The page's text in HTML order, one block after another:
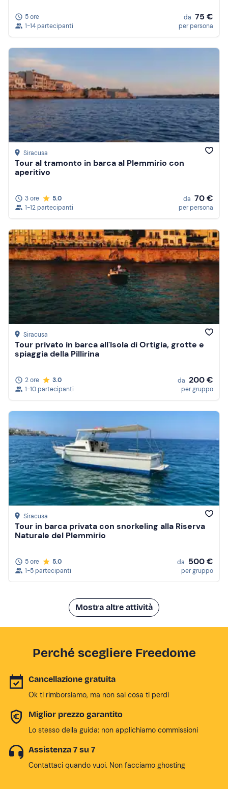
5 ore
1-14 partecipanti
da 75 €
per persona
Siracusa
Tour al tramonto in barca al Plemmirio con
aperitivo
3 ore
5.0
1-12 partecipanti
da 70 €
per persona
Siracusa
Tour privato in barca all'Isola di Ortigia, grotte e
spiaggia della Pillirina
2 ore
3.0
1-10 partecipanti
da 200 €
per gruppo
Siracusa
Tour in barca privata con snorkeling alla Riserva
Naturale del Plemmirio
5 ore
5.0
1-5 partecipanti
da 500 €
per gruppo
Mostra altre attività
Perché scegliere Freedome
Cancellazione gratuita
Ok ti rimborsiamo, ma non sai cosa ti perdi
Miglior prezzo garantito
Lo stesso della guida: non applichiamo commissioni
Assistenza 7 su 7
Contattaci quando vuoi. Non facciamo ghosting